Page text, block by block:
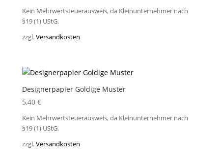
Kein Mehrwertsteuerausweis, da Kleinunternehmer nach
§19 (1) UStG.
zzgl.Versandkosten
Designerpapier Goldige Muster
5,40 €
Kein Mehrwertsteuerausweis, da Kleinunternehmer nach
§19 (1) UStG.
zzgl.Versandkosten